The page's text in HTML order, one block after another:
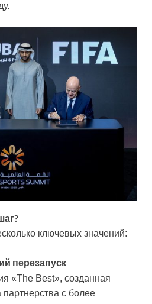
ключевых значений:
перезапуск
«The Best», созданная
с более